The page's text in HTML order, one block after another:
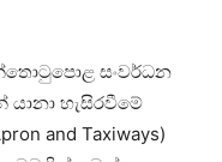
සංවර්ධන
යානා හැසිරවීමේ
and Taxiways)